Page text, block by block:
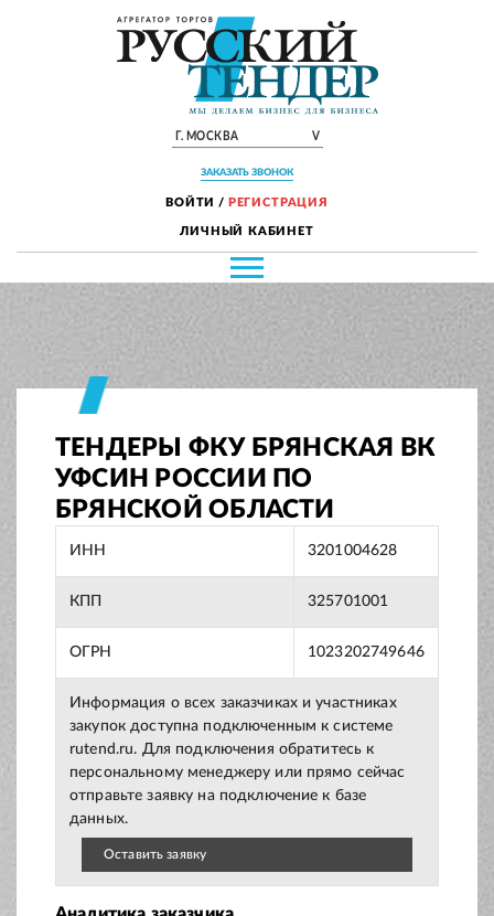
Г. МОСКВА V
ЗАКАЗАТЬ ЗВОНОК
ВОЙТИ / РЕГИСТРАЦИЯ
ЛИЧНЫЙ КАБИНЕТ
ТЕНДЕРЫ ФКУ БРЯНСКАЯ ВК
УФСИН РОССИИ ПО
БРЯНСКОЙ ОБЛАСТИ
ИНН 3201004628
КПП 325701001
ОГРН 1023202749646
Информация о всех заказчиках и участниках
закупок доступна подключенным к системе
rutend.ru. Для подключения обратитесь к
персональному менеджеру или прямо сейчас
отправьте заявку на подключение к базе
данных.
Оставить заявку